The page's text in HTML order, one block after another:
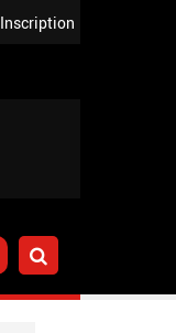
Inscription